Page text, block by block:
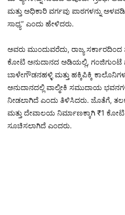
ಮತ್ತು ಅಧಿಕಾರಿ ವರ್ಗವು ಪಾಠಗಳನ್ನು
ಸಾಧ್ಯ” ಎಂದು ಹೇಳಿದರು.
ಅವರು ಮುಂದುವರೆದು, ರಾಜ್ಯ ಸರ್ಕಾರದಿಂದ
ಕೋಟಿ ಅನುದಾನದ ಅಡಿಯಲ್ಲಿ,
ಬಾಳೇಗೌಡನಹಳ್ಳಿ ಮತ್ತು ಹಕ್ಕಿಪಿಕ್ಕಿ
ಅನುದಾನದಲ್ಲಿ ವಾಲ್ಮೀಕಿ ಸಮುದಾಯ
ನೀಡಲಾಗಿದೆ ಎಂದು ತಿಳಿಸಿದರು. ಜೊತೆಗೆ,
ಮತ್ತು ದೇವಾಲಯ ನಿರ್ಮಾಣಕ್ಕಾಗಿ ₹1
ಸೂಚಿಸಲಾಗಿದೆ ಎಂದರು.